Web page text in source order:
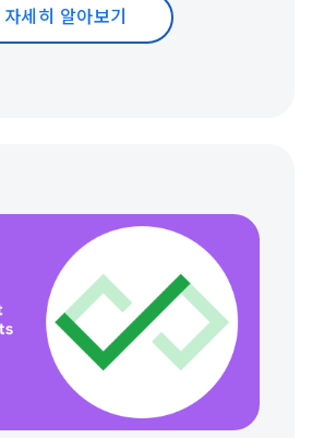
자세히 알아보기